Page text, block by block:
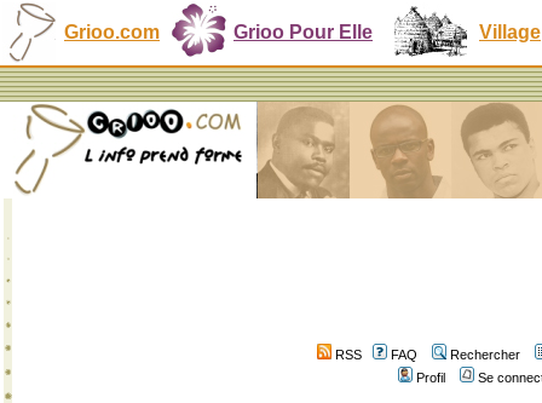
Grioo.com Grioo Pour Elle Village
RSS FAQ
Rechercher
Profil
Se